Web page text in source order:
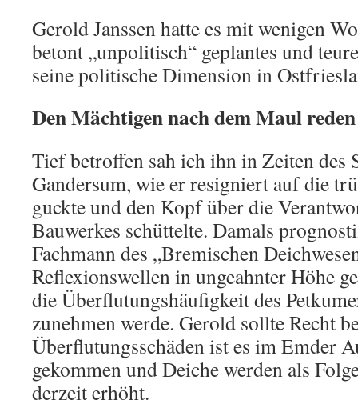
Gerold Janssen hatte es mit wenigen
betont „unpolitisch“ geplantes und
seine politische Dimension in
Den Mächtigen nach dem Maul
Tief betroffen sah ich ihn in Zeiten des
Gandersum, wie er resigniert auf die
guckte und den Kopf über die
Bauwerkes schüttelte. Damals
Fachmann des „Bremischen
Reflexionswellen in ungeahnter Höhe
die Überflutungshäufigkeit des
zunehmen werde. Gerold sollte Recht
Überflutungsschäden ist es im Emder
gekommen und Deiche werden als
derzeit erhöht.